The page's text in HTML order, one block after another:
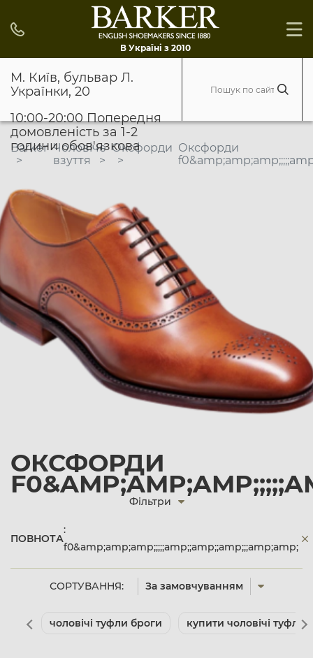
В Україні з 2010
М. Київ, бульвар Л.
Українки, 20
10:00-20:00 Попередня
домовленість за 1-2
години обов'язкова
Barker Чоловіче
взуття
Оксфорди Оксфорди
ОКСФОРДИ
СОРТУВАННЯ: За замовчуванням
Фільтри
ПОВНОТА
:
f0&amp;amp;amp;;;;;amp;;amp;;amp;;;amp;amp;
чоловічі туфли броги купити чоловічі туфлі